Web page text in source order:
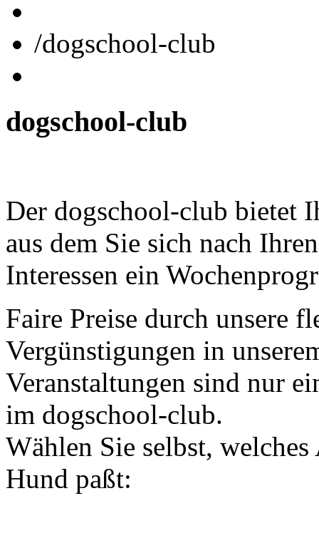
/dogschool-club
dogschool-club
Der dogschool-club bietet
aus dem Sie sich nach
Interessen ein
Faire Preise durch unsere
Vergünstigungen in
Veranstaltungen sind nur
im dogschool-club.
Wählen Sie selbst,
Hund paßt: